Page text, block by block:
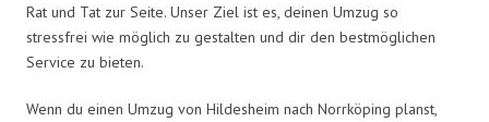
Rat und Tat zur Seite. Unser Ziel ist es, deinen Umzug so
stressfrei wie möglich zu gestalten und dir den bestmöglichen
Service zu bieten.
Wenn du einen Umzug von Hildesheim nach Norrköping planst,